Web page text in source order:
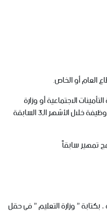
العام أو الخاص.
الاجتماعية أو وزارة
الموارد البشرية والتنمية الاجتماعية بأي وظيفة خلال الأشهر الـ3 السابقة
تمهير سابقاً
” وزارة التعليم ” في حقل